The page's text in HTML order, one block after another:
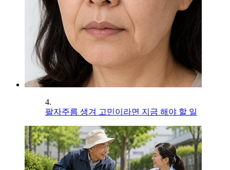
4.
팔자주름 생겨 고민이라면 지금 해야 할 일